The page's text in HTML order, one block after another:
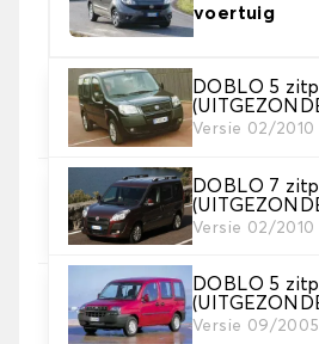
voertuig
DOBLO 5
Versie 02/2010
DOBLO 7
Versie 02/2010
DOBLO 5
Versie 09/
2. Materiaal
Kies het materiaal van uw
3. Aantal matten
Selecteer het aantal
4. Tapijt kleuren
Kies de kleur van je tapijt ..